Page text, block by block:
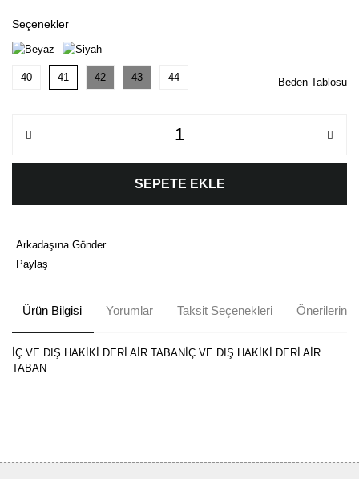
Seçenekler
40 41 42 43 44 Beden Tablosu
SEPETE EKLE
Arkadaşına Gönder
Paylaş
Ürün Bilgisi Yorumlar Taksit Seçenekleri Önerileriniz
İÇ VE DIŞ HAKİKİ DERİ AİR TABANİÇ VE DIŞ HAKİKİ DERİ AİR
TABAN